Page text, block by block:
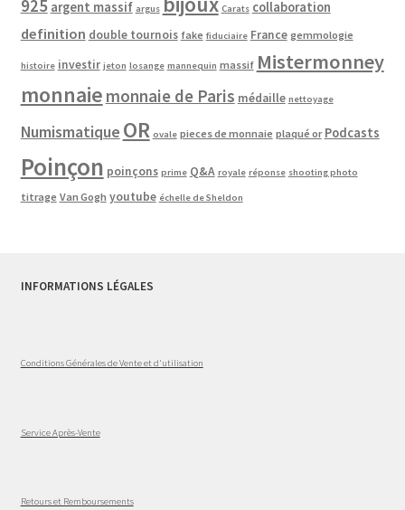
925 argent massif argus Carats collaboration
definition double tournois fake fiduciaire France gemmologie
histoire investir jeton losange mannequin massif Mistermonney
monnaie monnaie de Paris médaille nettoyage
Numismatique OR ovale pieces de monnaie plaqué or Podcasts
Poinçon poinçons prime Q&A royale réponse shooting photo
titrage Van Gogh youtube échelle de Sheldon
INFORMATIONS LÉGALES
Conditions Générales de Vente et d'utilisation
Service Après-Vente
Retours et Remboursements